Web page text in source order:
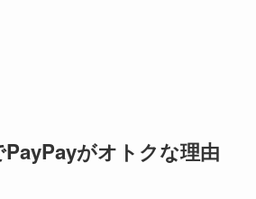
がオトクな理由